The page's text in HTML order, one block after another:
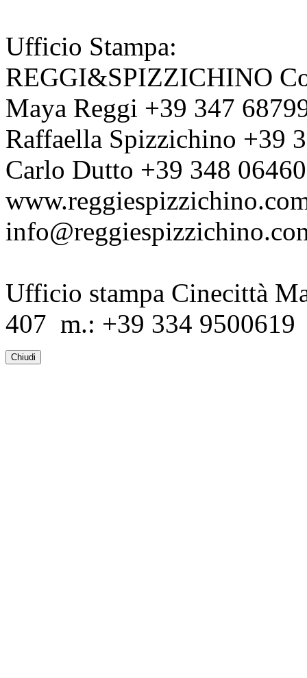
Ufficio Stampa:
REGGI&SPIZZICHINO
Maya Reggi +39 347
Raffaella Spizzichino +39
Carlo Dutto +39 348
Ufficio stampa Cinecittà
407 m.: +39 334
Chiudi